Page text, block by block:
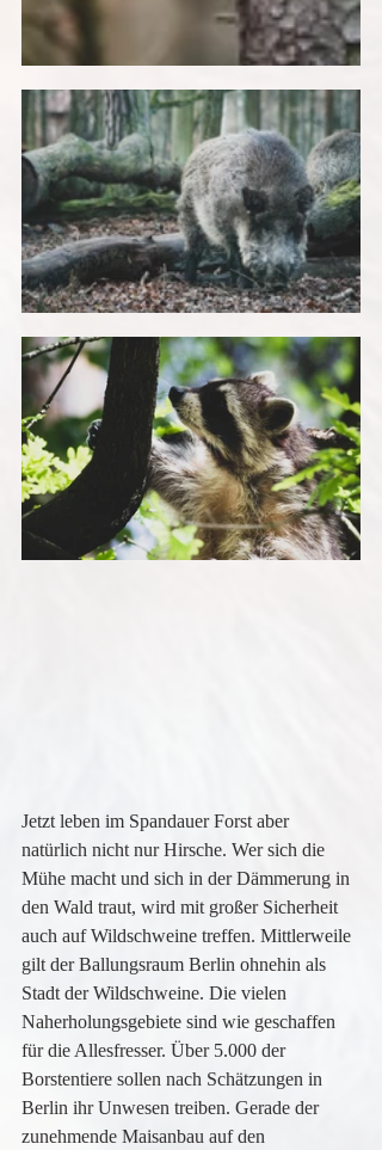
Jetzt leben im Spandauer Forst aber
natürlich nicht nur Hirsche. Wer sich die
Mühe macht und sich in der Dämmerung in
den Wald traut, wird mit großer Sicherheit
auch auf Wildschweine treffen. Mittlerweile
gilt der Ballungsraum Berlin ohnehin als
Stadt der Wildschweine. Die vielen
Naherholungsgebiete sind wie geschaffen
für die Allesfresser. Über 5.000 der
Borstentiere sollen nach Schätzungen in
Berlin ihr Unwesen treiben. Gerade der
zunehmende Maisanbau auf den